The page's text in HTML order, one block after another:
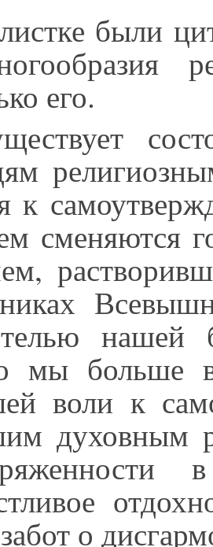
были
его.
к
сменяются
нашей
мы больше
воли к
духовным
о